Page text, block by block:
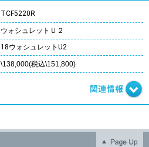
TCF5220R
ウォシュレットＵ２
18ウォシュレットU2
\138,000(税込\151,800)